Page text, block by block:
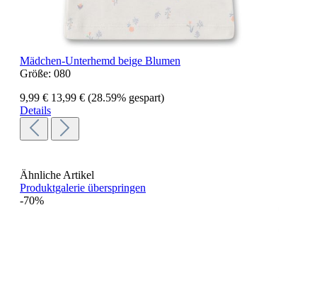
Mädchen-Unterhemd beige Blumen
Größe: 080
9,99 € 13,99 € (28.59% gespart)
Details
Ähnliche Artikel
Produktgalerie überspringen
-70%